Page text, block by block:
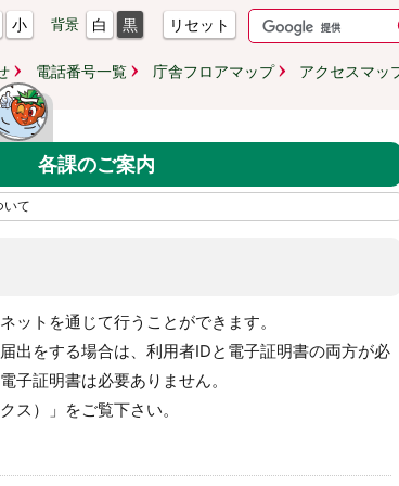
小 背景 白 黒 リセット
電話番号一覧 庁舎フロアマップ アクセスマッ
各課のご案内
いて
ットを通じて行うことができます。
出をする場合は、利用者IDと電子証明書の両方が必
子証明書は必要ありません。
ス）」をご覧下さい。